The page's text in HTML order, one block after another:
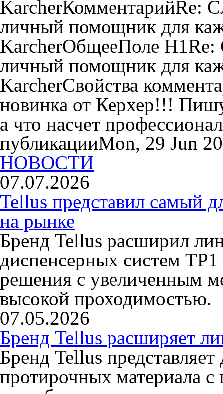
KarcherКомментарийRe:
личный помощник для
KarcherОбщееПоле
личный помощник для
KarcherСвойства
новинка от Керхер!!!
а что насчет
публикацииMon, 29 Jun
НОВОСТИ
07.07.2026
Tellus представил самый
на рынке
Бренд Tellus расширил
диспенсерных систем
решения с увеличенным
высокой проходимостью.
07.05.2026
Бренд Tellus расширяет
Бренд Tellus
протирочных материала